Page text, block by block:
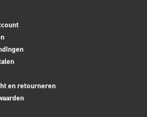
en retourneren